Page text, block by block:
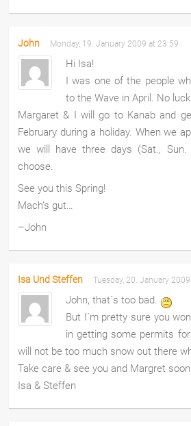
John Monday, 19. January 2009 at 23:59
Hi Isa!
I was one of the people
to the Wave in April. No
Margaret & I will go to Kanab and
February during a holiday. When we
we will have three days (Sat.,
choose.
See you this Spring!
Mach’s gut…
–John
Isa Und Steffen Tuesday, 20. January
John, that´s too bad.
But I´m pretty sure you
in getting some permits
will not be too much snow out there
Take care & see you and Margret
Isa & Steffen